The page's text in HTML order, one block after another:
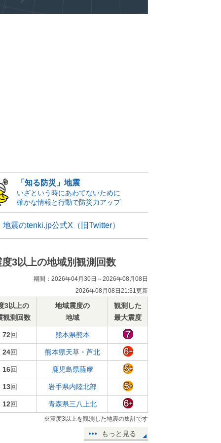
「知る防災」地震
いざという時にあわてないために
確かな情報と行動で防災力アップ
地震のtenki.jp公式X（旧Twitter）
度3以上の地域別観測回数
期間：2026年04月30日～2026年08月08日
2026年08月08日21:31更新
3以上の
観測回数
地域震度の
地域
観測した
最大震度
72回 熊本県熊本
24回 熊本県天草・芦北
16回 鹿児島県薩摩
13回 岩手県内陸北部
12回 青森県三八上北
※震度3以上を観測した地震の集計です
もっと見る